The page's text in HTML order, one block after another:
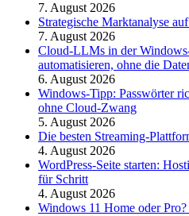
7. August 2026
Strategische Marktanalyse
7. August 2026
Cloud-LLMs in der
automatisieren, ohne die
6. August 2026
Windows-Tipp: Passwörter
ohne Cloud-Zwang
5. August 2026
Die besten Streaming-
4. August 2026
WordPress-Seite starten:
für Schritt
4. August 2026
Windows 11 Home oder